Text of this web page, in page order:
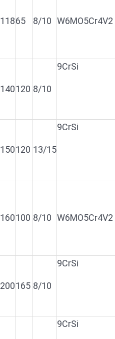
11865 8/10 W6MO5Cr4V2
140120 8/10
9CrSi
150120 13/15
9CrSi
160100 8/10 W6MO5Cr4V2
200165 8/10
9CrSi
9CrSi